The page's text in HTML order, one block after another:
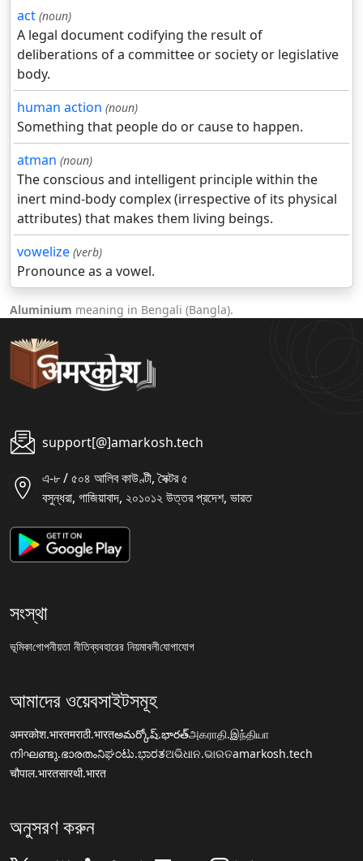
act (noun)
A legal document codifying the result of
deliberations of a committee or society or legislative
body.
human action (noun)
Something that people do or cause to happen.
atman (noun)
The conscious and intelligent principle within the
inert mind-body complex (irrespective of its physical
attributes) that makes them living beings.
vowelize (verb)
Pronounce as a vowel.
Aluminium meaning in Bengali (Bangla).
support[@]amarkosh.tech
এ-৮ / ৫০৪ আলিব কাউণ্টী, সৈক্টর ৫
বসুন্ধরা, গাজিয়াবাদ, ২০১০১২ উত্তর প্রদেশ, ভারত
সংস্থা
ভূমিকাগোপনীয়তা নীতিব্যবহারের নিয়মাবলীযোগাযোগ
আমাদের ওয়েবসাইটসমূহ
अमरकोश.भारतमराठी.भारतఅమర్కోష్.భారత్அகராதி.இந்தியா
നിഘണ്ടു.ഭാരതംನಿಘಂಟು.ಭಾರತଅଭିଧାନ.ଭାରତamarkosh.tech
चौपाल.भारतसारथी.भारत
অনুসরণ করুন